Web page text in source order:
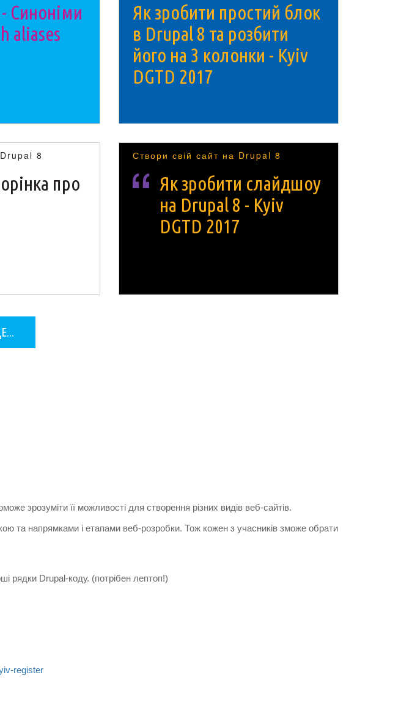
Синоніми
aliases
Як зробити простий блок
в Drupal 8 та розбити
його на 3 колонки - Kyiv
DGTD 2017
8
про
Створи свій сайт на Drupal 8
Як зробити слайдшоу
на Drupal 8 - Kyiv
DGTD 2017
зрозуміти її можливості для створення різних видів веб-сайтів.
та напрямками і етапами веб-розробки. Тож кожен з учасників зможе обрати
рядки Drupal-коду. (потрібен лептоп!)
register